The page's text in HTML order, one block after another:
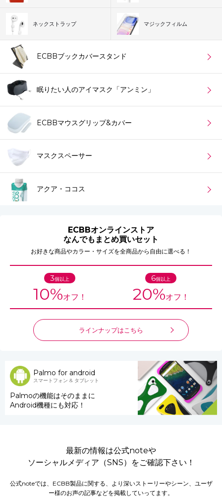
ネックストラップ マジックフィルム
ECBBブックカバースタンド
眠りたい人のアイマスク「アンミン」
ECBBマウスグリップ&カバー
マスクスペーサー
アクア・ココス
ECBBオンラインストア
なんでもまとめ買いセット
お好きな商品やカラー・サイズを全商品から自由に選べる！
3個以上
10%オフ！
6個以上
20%オフ！
ラインナップはこちら
Palmo for android
スマートフォン & タブレット
Palmoの機能はそのままに
Android機種にも対応！
最新の情報は公式noteや
ソーシャルメディア（SNS）をご確認下さい！
公式noteでは、ECBB製品に関する、より深いストーリーやシーン、ユーザ
ー様のお声の記事などを掲載していってます。